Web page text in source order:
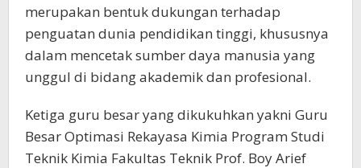
merupakan bentuk dukungan terhadap
penguatan dunia pendidikan tinggi, khususnya
dalam mencetak sumber daya manusia yang
unggul di bidang akademik dan profesional.
Ketiga guru besar yang dikukuhkan yakni Guru
Besar Optimasi Rekayasa Kimia Program Studi
Teknik Kimia Fakultas Teknik Prof. Boy Arief